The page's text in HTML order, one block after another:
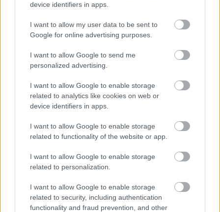
device identifiers in apps.
I want to allow my user data to be sent to
Google for online advertising purposes.
I want to allow Google to send me
personalized advertising.
I want to allow Google to enable storage
related to analytics like cookies on web or
device identifiers in apps.
I want to allow Google to enable storage
related to functionality of the website or app.
I want to allow Google to enable storage
related to personalization.
I want to allow Google to enable storage
related to security, including authentication
functionality and fraud prevention, and other
Diskusia